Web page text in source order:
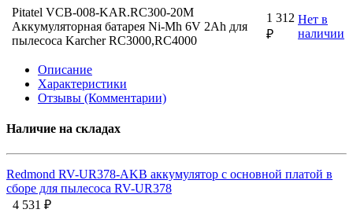
Pitatel VCB-008-KAR.RC300-20M
Аккумуляторная батарея Ni-Mh 6V 2Ah для
пылесоса Karcher RC3000,RC4000
1 312
₽
Нет в
наличии
Описание
Характеристики
Отзывы (Комментарии)
Наличие на складах
Redmond RV-UR378-AKB аккумулятор с основной платой в
сборе для пылесоса RV-UR378
4 531 ₽